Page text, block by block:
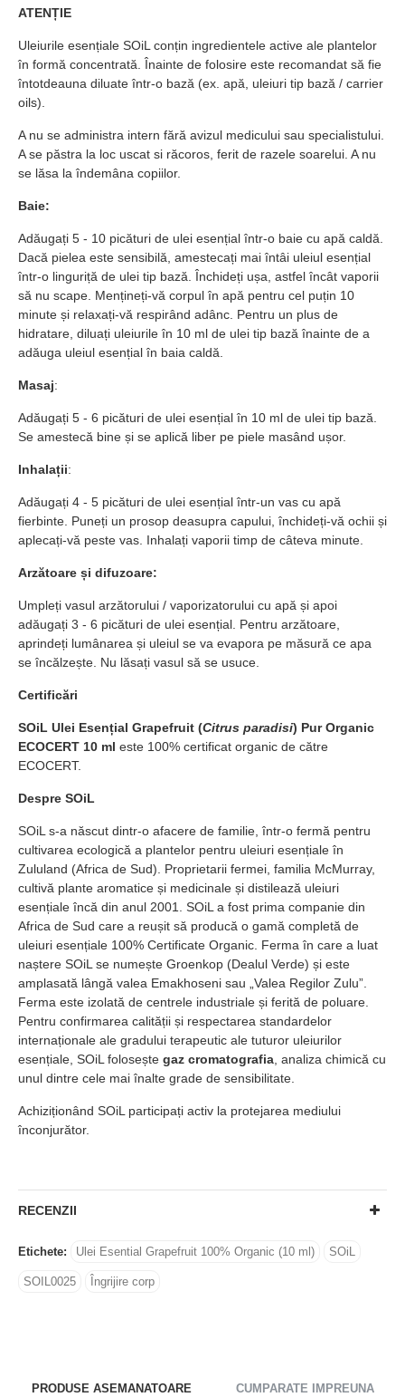
ATENȚIE
Uleiurile esențiale SOiL conțin ingredientele active ale plantelor
în formă concentrată. Înainte de folosire este recomandat să fie
întotdeauna diluate într-o bază (ex. apă, uleiuri tip bază / carrier
oils).
A nu se administra intern fără avizul medicului sau specialistului.
A se păstra la loc uscat si răcoros, ferit de razele soarelui. A nu
se lăsa la îndemâna copiilor.
Baie:
Adăugați 5 - 10 picături de ulei esențial într-o baie cu apă caldă.
Dacă pielea este sensibilă, amestecați mai întâi uleiul esențial
într-o linguriță de ulei tip bază. Închideți ușa, astfel încât vaporii
să nu scape. Mențineți-vă corpul în apă pentru cel puțin 10
minute și relaxați-vă respirând adânc. Pentru un plus de
hidratare, diluați uleiurile în 10 ml de ulei tip bază înainte de a
adăuga uleiul esențial în baia caldă.
Masaj:
Adăugați 5 - 6 picături de ulei esențial în 10 ml de ulei tip bază.
Se amestecă bine și se aplică liber pe piele masând ușor.
Inhalații:
Adăugați 4 - 5 picături de ulei esențial într-un vas cu apă
fierbinte. Puneți un prosop deasupra capului, închideți-vă ochii și
aplecați-vă peste vas. Inhalați vaporii timp de câteva minute.
Arzătoare și difuzoare:
Umpleți vasul arzătorului / vaporizatorului cu apă și apoi
adăugați 3 - 6 picături de ulei esențial. Pentru arzătoare,
aprindeți lumânarea și uleiul se va evapora pe măsură ce apa
se încălzește. Nu lăsați vasul să se usuce.
Certificări
SOiL Ulei Esențial Grapefruit (Citrus paradisi) Pur Organic
ECOCERT 10 ml este 100% certificat organic de către
ECOCERT.
Despre SOiL
SOiL s-a născut dintr-o afacere de familie, într-o fermă pentru
cultivarea ecologică a plantelor pentru uleiuri esențiale în
Zululand (Africa de Sud). Proprietarii fermei, familia McMurray,
cultivă plante aromatice și medicinale și distilează uleiuri
esențiale încă din anul 2001. SOiL a fost prima companie din
Africa de Sud care a reușit să producă o gamă completă de
uleiuri esențiale 100% Certificate Organic. Ferma în care a luat
naștere SOiL se numește Groenkop (Dealul Verde) și este
amplasată lângă valea Emakhoseni sau „Valea Regilor Zulu”.
Ferma este izolată de centrele industriale și ferită de poluare.
Pentru confirmarea calității și respectarea standardelor
internaționale ale gradului terapeutic ale tuturor uleiurilor
esențiale, SOiL folosește gaz cromatografia , analiza chimică cu
unul dintre cele mai înalte grade de sensibilitate.
Achiziționând SOiL participați activ la protejarea mediului
înconjurător.
RECENZII
Etichete: Ulei Esential Grapefruit 100% Organic (10 ml) SOiL
SOIL0025 Îngrijire corp
PRODUSE ASEMANATOARE CUMPARATE IMPREUNA